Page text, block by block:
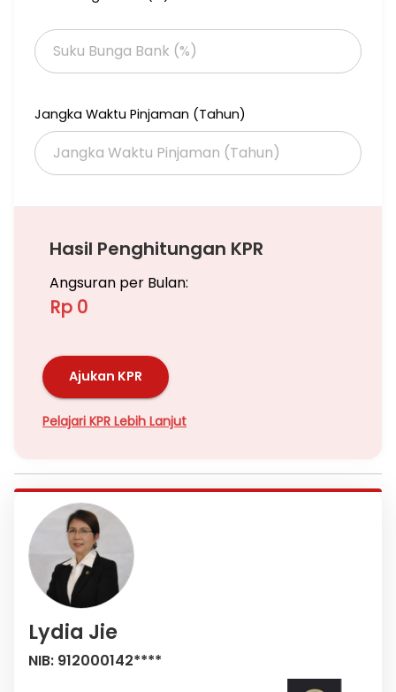
Jangka Waktu Pinjaman (Tahun)
Hasil Penghitungan KPR
Angsuran per Bulan:
Rp 0
Ajukan KPR
Pelajari KPR Lebih Lanjut
Lydia Jie
NIB: 912000142****